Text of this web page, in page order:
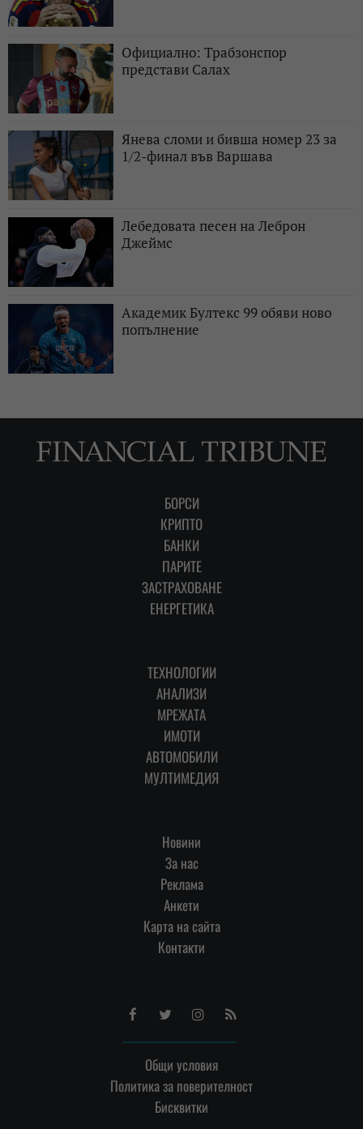
Официално: Трабзонспор
представи Салах
Янева сломи и бивша номер 23 за
1/2-финал във Варшава
Лебедовата песен на Леброн
Джеймс
Академик Бултекс 99 обяви ново
попълнение
БОРСИ
КРИПТО
БАНКИ
ПАРИТЕ
ЗАСТРАХОВАНЕ
ЕНЕРГЕТИКА
ТЕХНОЛОГИИ
АНАЛИЗИ
МРЕЖАТА
ИМОТИ
АВТОМОБИЛИ
МУЛТИМЕДИЯ
Новини
За нас
Реклама
Анкети
Карта на сайта
Контакти
FacebookTwitterInstagram
RSS
Общи условия
Политика за поверителност
Бисквитки